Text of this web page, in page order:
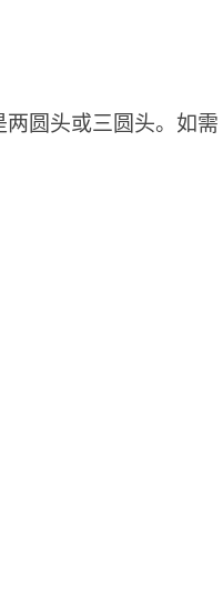
圆头或三圆头。如需